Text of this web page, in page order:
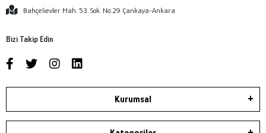
Bahçelievler Mah. 53. Sok. No:29 Çankaya-Ankara
Bizi Takip Edin
Kurumsal